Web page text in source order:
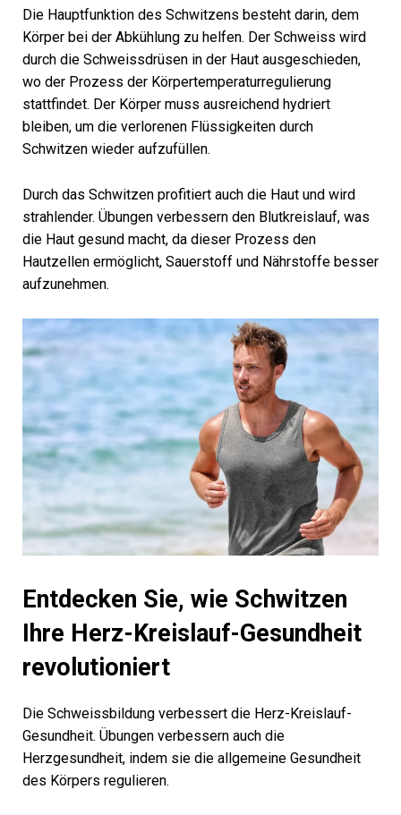
Die Hauptfunktion des Schwitzens besteht darin, dem
Körper bei der Abkühlung zu helfen. Der Schweiss wird
durch die Schweissdrüsen in der Haut ausgeschieden,
wo der Prozess der Körpertemperaturregulierung
stattfindet. Der Körper muss ausreichend hydriert
bleiben, um die verlorenen Flüssigkeiten durch
Schwitzen wieder aufzufüllen.
Durch das Schwitzen profitiert auch die Haut und wird
strahlender. Übungen verbessern den Blutkreislauf, was
die Haut gesund macht, da dieser Prozess den
Hautzellen ermöglicht, Sauerstoff und Nährstoffe besser
aufzunehmen.
Entdecken Sie, wie Schwitzen
Ihre Herz-Kreislauf-Gesundheit
revolutioniert
Die Schweissbildung verbessert die Herz-Kreislauf-
Gesundheit. Übungen verbessern auch die
Herzgesundheit, indem sie die allgemeine Gesundheit
des Körpers regulieren.